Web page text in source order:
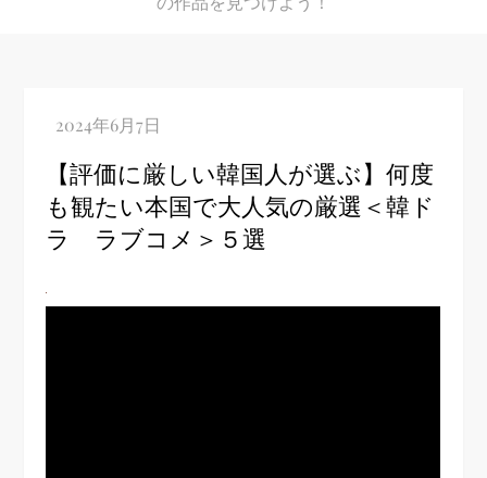
【評価に厳しい韓国人が選ぶ】何度
も観たい本国で大人気の厳選＜韓ド
ラ ラブコメ＞５選